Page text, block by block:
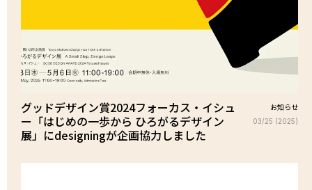
グッドデザイン賞2024フォーカス・イシュ
ー「はじめの一歩から ひろがるデザイン
展」にdesigningが企画協力しました
お知らせ
03/25 (2025)